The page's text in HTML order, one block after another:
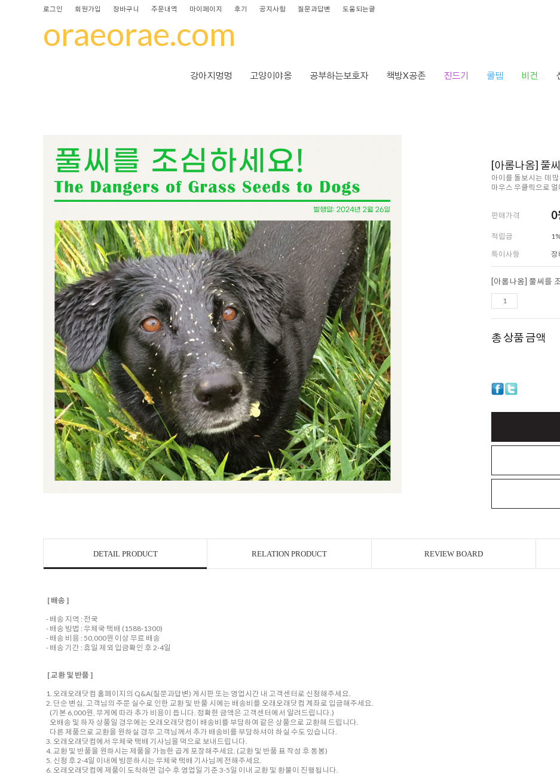
로그인 회원가입 장바구니 주문내역 마이페이지 후기 공지사항 질문과답변 도움되는글
oraeorae.com
강아지멍멍 고양이야옹 공부하는보호자 책방X공존 진드기 쿨템 비건
[아롬나옴] 풀
아이를 돌보시는 데
마우스 우클릭으로
판매가격 0
적립금
특이사항
장
[아롬나옴] 풀씨를
총 상품 금액
DETAIL PRODUCT RELATION PRODUCT REVIEW BOARD
[ 배송 ]
- 배송 지역 : 전국
- 배송 방법 : 우체국 택배 (1588-1300)
- 배송 비용 : 50,000원 이상 무료 배송
- 배송 기간 : 휴일 제외 입금확인 후 2-4일
[ 교환 및 반품 ]
1. 오래오래닷컴 홈페이지의 Q&A(질문과답변) 게시판 또는 영업시간 내 고객센터로 신청해주세요.
2. 단순 변심, 고객님의 주문 실수로 인한 교환 및 반품 시에는 배송비를 오래오래닷컴 계좌로 입금해주세요.
(기본 6,000원, 무게에 따라 추가 비용이 듭니다. 정확한 금액은 고객센터에서 알려드립니다.)
오배송 및 하자 상품일 경우에는 오래오래닷컴이 배송비를 부담하여 같은 상품으로 교환해 드립니다.
다른 제품으로 교환을 원하실 경우 고객님께서 추가 배송비를 부담하셔야 하실 수도 있습니다.
3. 오래오래닷컴에서 우체국 택배 기사님을 댁으로 보내드립니다.
4. 교환 및 반품을 원하시는 제품을 가능한 곱게 포장해주세요. (교환 및 반품 표 작성 후 동봉)
5. 신청 후 2-4일 이내에 방문하시는 우체국 택배 기사님께 전해주세요.
6. 오래오래닷컴에 제품이 도착하면 검수 후 영업일 기준 3-5일 이내 교환 및 환불이 진행됩니다.